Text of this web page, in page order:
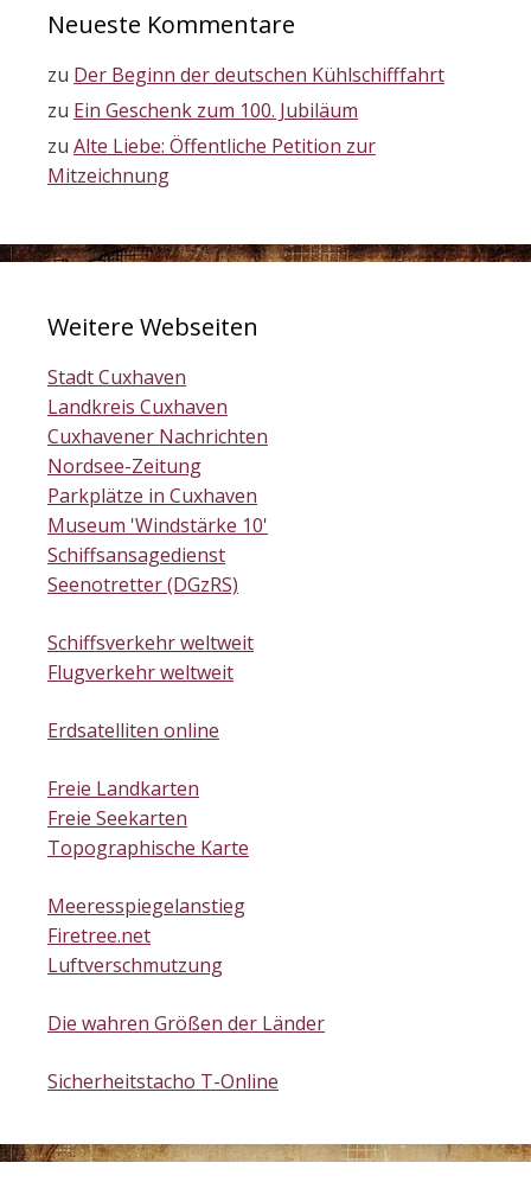
Neueste Kommentare
zu Der Beginn der deutschen Kühlschifffahrt
zu Ein Geschenk zum 100. Jubiläum
zu Alte Liebe: Öffentliche Petition zur
Mitzeichnung
Weitere Webseiten
Stadt Cuxhaven
Landkreis Cuxhaven
Cuxhavener Nachrichten
Nordsee-Zeitung
Parkplätze in Cuxhaven
Museum 'Windstärke 10'
Schiffsansagedienst
Seenotretter (DGzRS)
Schiffsverkehr weltweit
Flugverkehr weltweit
Erdsatelliten online
Freie Landkarten
Freie Seekarten
Topographische Karte
Meeresspiegelanstieg
Firetree.net
Luftverschmutzung
Die wahren Größen der Länder
Sicherheitstacho T-Online